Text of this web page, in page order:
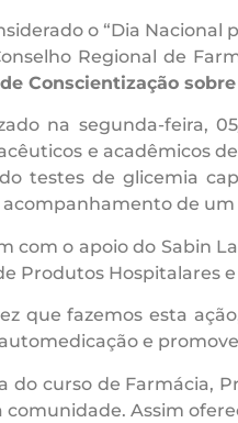
o “Dia
Regional de
de Conscientização
na segunda-feira,
e acadêmicos
testes de glicemia
de
com o apoio do Sabin
Produtos Hospitalares
que fazemos esta
e
do curso de Farmácia,
comunidade. Assim